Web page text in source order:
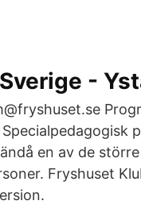
-
en av de
Fryshuset